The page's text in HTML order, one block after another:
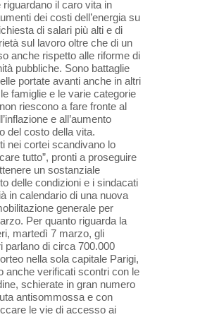
riguardano il caro vita in
dei costi dell’energia su
di salari più alti e di
sul lavoro oltre che di un
anche rispetto alle riforme di
pubbliche. Sono battaglie
portate avanti anche in altri
famiglie e le varie categorie
riescono a fare fronte al
e all’aumento
del costo della vita.
nei cortei scandivano lo
tutto”, pronti a proseguire
un sostanziale
delle condizioni e i sindacati
in calendario di una nuova
generale per
Per quanto riguarda la
martedì 7 marzo, gli
parlano di circa 700.000
nella sola capitale Parigi,
anche verificati scontri con le
schierate in gran numero
antisommossa e con
le vie di accesso ai